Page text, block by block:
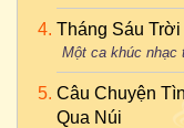
Tháng Sáu
Một ca khúc nhạc
Câu Chuyện
Qua Núi